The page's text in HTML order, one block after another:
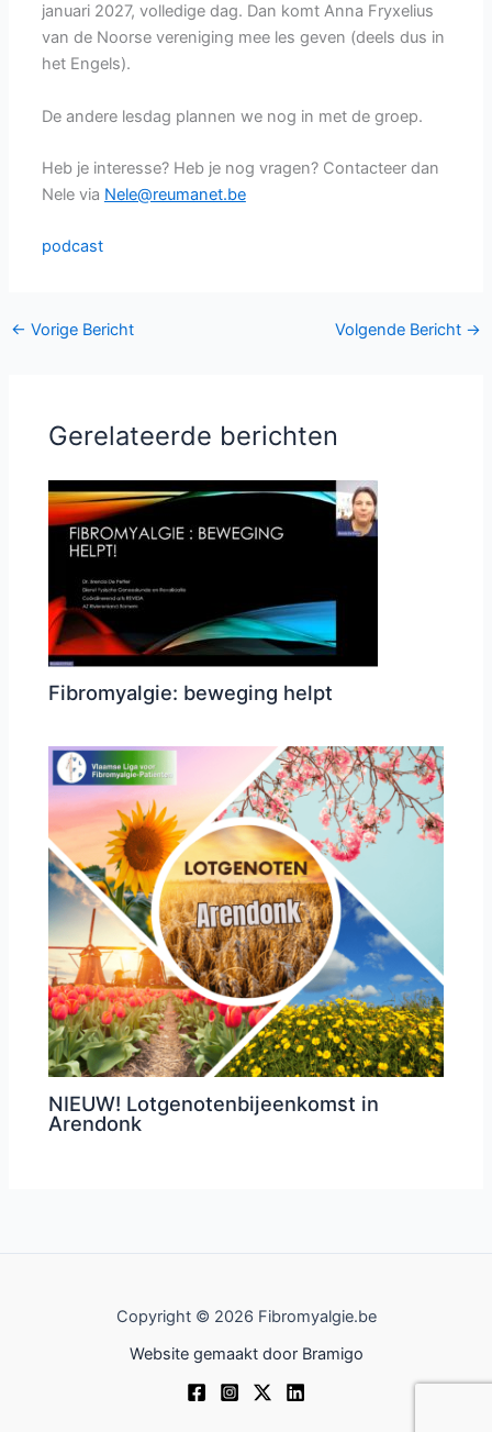
januari 2027, volledige dag. Dan komt Anna Fryxelius
van de Noorse vereniging mee les geven (deels dus in
het Engels).
De andere lesdag plannen we nog in met de groep.
Heb je interesse? Heb je nog vragen? Contacteer dan
Nele via Nele@reumanet.be
podcast
← Vorige Bericht Volgende Bericht →
Gerelateerde berichten
Fibromyalgie: beweging helpt
NIEUW! Lotgenotenbijeenkomst in
Arendonk
Copyright © 2026 Fibromyalgie.be
Website gemaakt door Bramigo